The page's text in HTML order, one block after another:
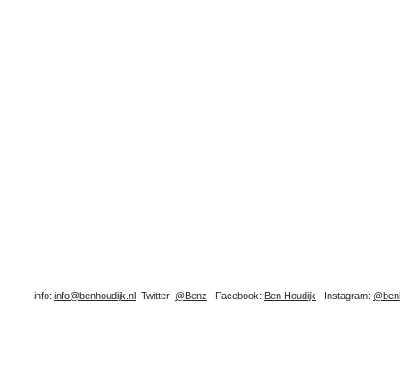
info: info@benhoudijk.nl Twitter: @Benz Facebook: Ben Houdijk Instagram: